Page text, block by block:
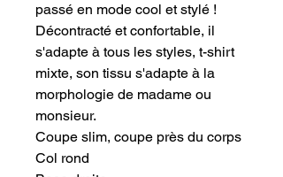
passé en mode cool et stylé !
Décontracté et confortable, il
s'adapte à tous les styles, t-shirt
mixte, son tissu s'adapte à la
morphologie de madame ou
monsieur.
Coupe slim, coupe près du corps
Col rond